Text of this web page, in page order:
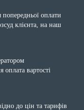
попередньої оплати
клієнта, на наш
оплата вартості
до цін та тарифів